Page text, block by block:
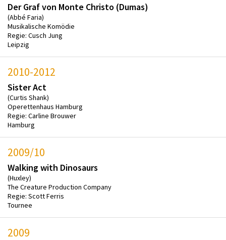
Der Graf von Monte Christo (Dumas)
(Abbé Faria)
Musikalische Komödie
Regie: Cusch Jung
Leipzig
2010-2012
Sister Act
(Curtis Shank)
Operettenhaus Hamburg
Regie: Carline Brouwer
Hamburg
2009/10
Walking with Dinosaurs
(Huxley)
The Creature Production Company
Regie: Scott Ferris
Tournee
2009